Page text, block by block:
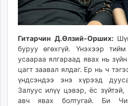
Гитарчин Д.Өлзий-Орших:
буруу өгөхгүй. Үнэхээр
усаараа ялгараад явах нь
цагт заавал ялдаг. Ер нь ч
үндсэндээ энэ хүрээд
Залуус илүү цэвэр, ёс
авч явах болтугай. Би